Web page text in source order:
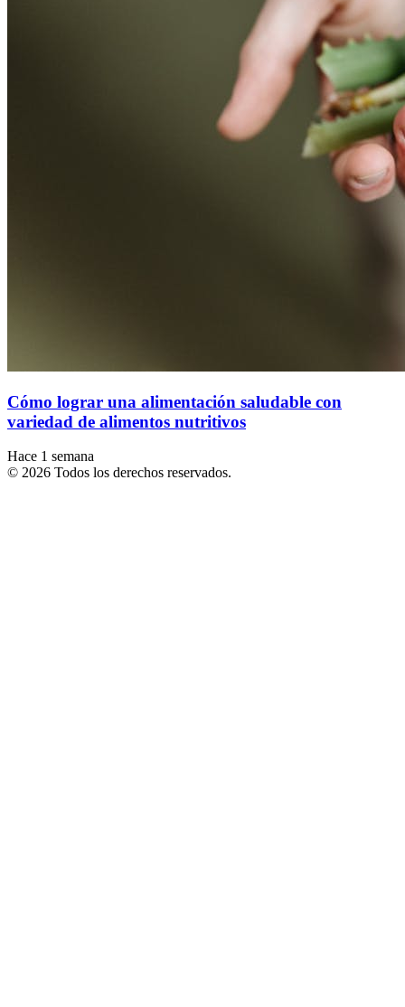
Cómo lograr una alimentación saludable con
variedad de alimentos nutritivos
Hace 1 semana
© 2026 Todos los derechos reservados.